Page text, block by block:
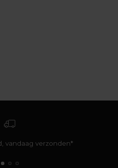
vandaag verzonden*